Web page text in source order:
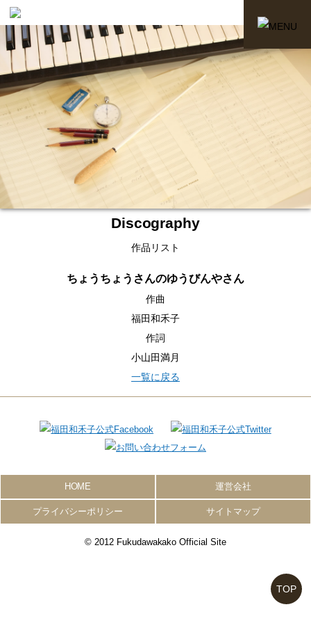
Discography
作品リスト
ちょうちょうさんのゆうびんやさん
作曲
福田和禾子
作詞
小山田満月
一覧に戻る
TOP
HOME 運営会社
プライバシーポリシー サイトマップ
© 2012 Fukudawakako Official Site